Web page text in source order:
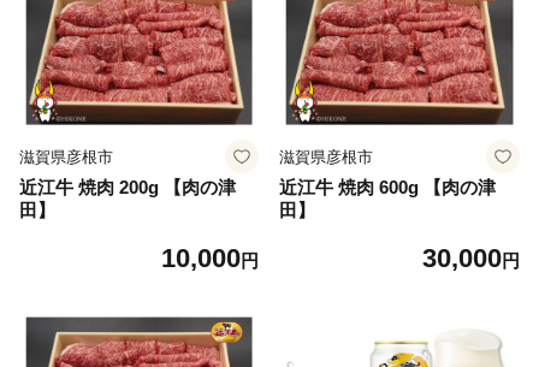
滋賀県彦根市
近江牛 焼肉 200g 【肉の津
田】
10,000円
滋賀県彦根市
近江牛 焼肉 600g 【肉の津
田】
30,000円